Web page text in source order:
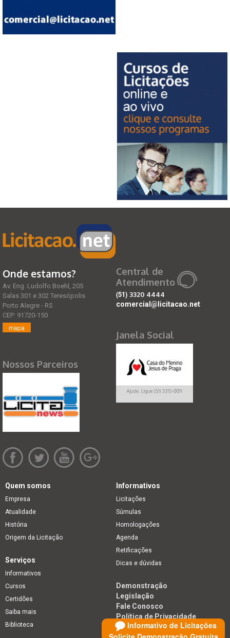
Informativo de Licitações
Onde estamos?
Av. Eng. Ludolfo Boehl, 205
Salas 301 e 302 Teresópolis
Porto Alegre - RS
CEP: 91720-150
mapa
Nossos Parceiros
Central de
Atendimento
(51) 3320 4444
comercial@licitacao.net
Janela Social
Quem somos
Empresa
Atualidade
História
Origem da Licitação
Informativos
Licitações
Súmulas
Homologações
Agenda
Retificações
Dicas e dúvidas
Serviços
Informativos
Cursos
Certidões
Saiba mais
Biblioteca
Demonstração
Legislação
Fale Conosco
Política de Privacidade